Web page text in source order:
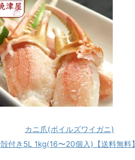
カニ爪(ボイルズワイガニ)
殻付き5L 1kg(16〜20個入)【送料無料】